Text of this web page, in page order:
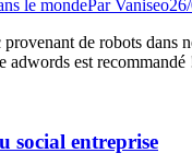
le mondeParVaniseo
de robots dans
adwords est
social entreprise